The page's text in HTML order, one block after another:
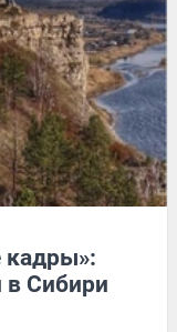
кадры»:
в Сибири